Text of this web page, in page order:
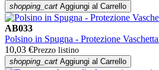
shopping_cart Aggiungi al Carrello
AB033
Polsino in Spugna - Protezione
10,03 €Prezzo listino
shopping_cart Aggiungi al Carrello